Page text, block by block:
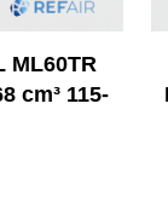
ML60TR
cm³ 115-